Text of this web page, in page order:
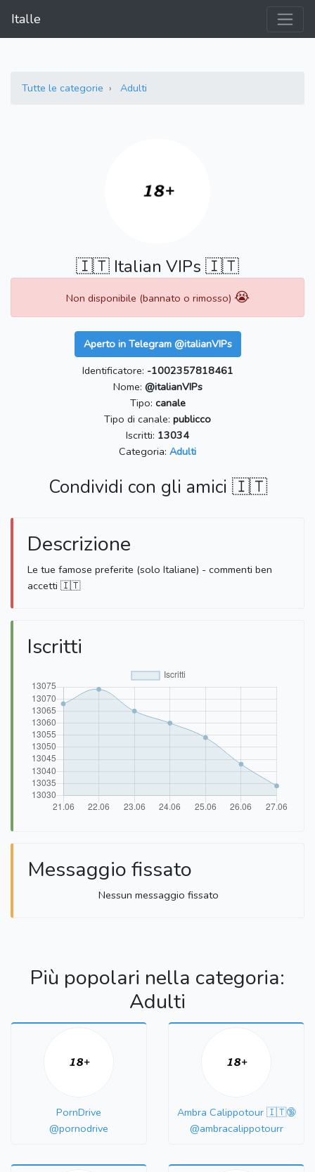
Italle
Tutte le categorie Adulti
🇮🇹 Italian VIPs 🇮🇹
Non disponibile (bannato o rimosso) 😭
Aperto in Telegram @italianVIPs
Identificatore: -1002357818461
Nome: @italianVIPs
Tipo: canale
Tipo di canale: publicco
Iscritti: 13034
Categoria: Adulti
Condividi con gli amici 🇮🇹
Descrizione
Le tue famose preferite (solo Italiane) - commenti ben
accetti 🇮🇹
Iscritti
Messaggio fissato
Nessun messaggio fissato
Più popolari nella categoria:
Adulti
PornDrive
@pornodrive
Ambra Calippotour 🇮🇹🔞
@ambracalippotourr